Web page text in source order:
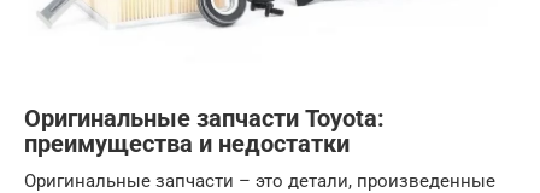
Оригинальные запчасти Toyota:
преимущества и недостатки
Оригинальные запчасти – это детали, произведенные